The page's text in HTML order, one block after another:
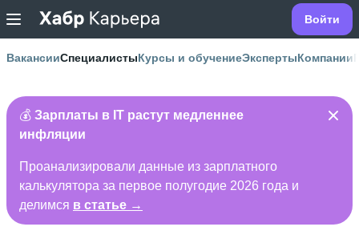
Войти
ВакансииСпециалистыКурсы и обучениеЭкспертыКомпании
💰 Зарплаты в IT растут медленнее
инфляции
Проанализировали данные из зарплатного
калькулятора за первое полугодие 2026 года и
делимся в статье →